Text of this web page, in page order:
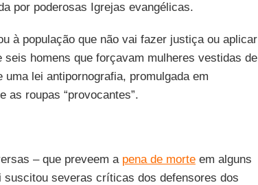
por poderosas Igrejas evangélicas.
à população que não vai fazer justiça ou aplicar
seis homens que forçavam mulheres vestidas de
lei antipornografia, promulgada em
as roupas “provocantes”.
– que preveem a pena de morteem alguns
severas críticas dos defensores dos